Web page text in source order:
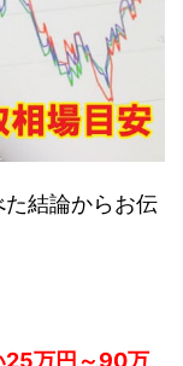
結論からお伝
25万円～90万